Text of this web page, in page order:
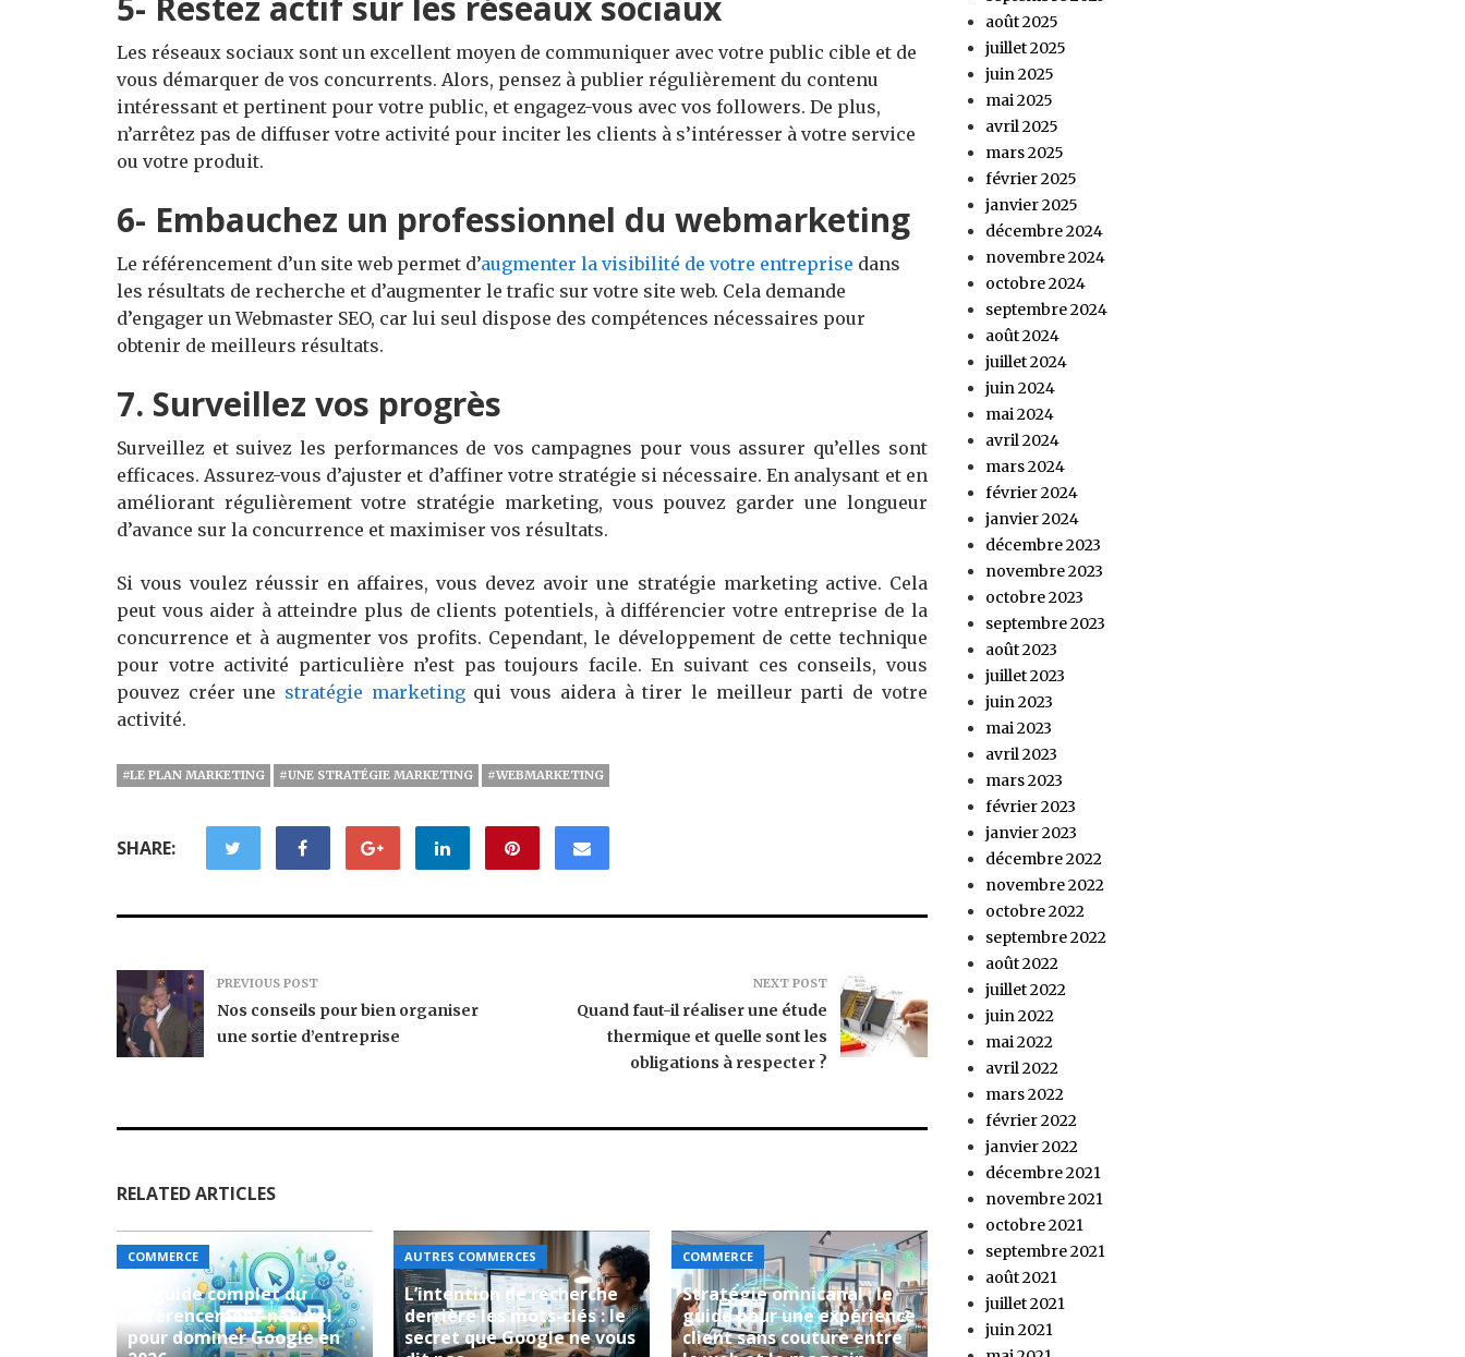
Les réseaux sociaux sont un excellent moyen de communiquer avec votre public cible et de
vous démarquer de vos concurrents. Alors, pensez à publier régulièrement du contenu
intéressant et pertinent pour votre public, et engagez-vous avec vos followers. De plus,
n’arrêtez pas de diffuser votre activité pour inciter les clients à s’intéresser à votre service
ou votre produit.
6- Embauchez un professionnel du webmarketing
Le référencement d’un site web permet d’augmenter la visibilité de votre entreprise dans
les résultats de recherche et d’augmenter le trafic sur votre site web. Cela demande
d’engager un Webmaster SEO, car lui seul dispose des compétences nécessaires pour
obtenir de meilleurs résultats.
7. Surveillez vos progrès
Surveillez et suivez les performances de vos campagnes pour vous assurer qu’elles sont
efficaces. Assurez-vous d’ajuster et d’affiner votre stratégie si nécessaire. En analysant et en
améliorant régulièrement votre stratégie marketing, vous pouvez garder une longueur
d’avance sur la concurrence et maximiser vos résultats.
Si vous voulez réussir en affaires, vous devez avoir une stratégie marketing active. Cela
peut vous aider à atteindre plus de clients potentiels, à différencier votre entreprise de la
concurrence et à augmenter vos profits. Cependant, le développement de cette technique
pour votre activité particulière n’est pas toujours facile. En suivant ces conseils, vous
pouvez créer une stratégie marketingqui vous aidera à tirer le meilleur parti de votre
activité.
#LE PLAN MARKETING #UNE STRATÉGIE MARKETING #WEBMARKETING
SHARE:
PREVIOUS POST
Nos conseils pour bien organiser
une sortie d’entreprise
NEXT POST
Quand faut-il réaliser une étude
thermique et quelle sont les
obligations à respecter ?
RELATED ARTICLES
COMMERCE
Le guide complet du
référencement naturel
pour dominer Google en
AUTRES COMMERCES
L’intention de recherche
derrière les mots-clés : le
secret que Google ne vous
COMMERCE
Stratégie omnicanal : le
guide pour une expérience
client sans couture entre
août 2025
juillet 2025
juin 2025
mai 2025
avril 2025
mars 2025
février 2025
janvier 2025
décembre 2024
novembre 2024
octobre 2024
septembre 2024
août 2024
juillet 2024
juin 2024
mai 2024
avril 2024
mars 2024
février 2024
janvier 2024
décembre 2023
novembre 2023
octobre 2023
septembre 2023
août 2023
juillet 2023
juin 2023
mai 2023
avril 2023
mars 2023
février 2023
janvier 2023
décembre 2022
novembre 2022
octobre 2022
septembre 2022
août 2022
juillet 2022
juin 2022
mai 2022
avril 2022
mars 2022
février 2022
janvier 2022
décembre 2021
novembre 2021
octobre 2021
septembre 2021
août 2021
juillet 2021
juin 2021